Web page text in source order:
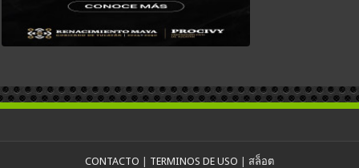
CONTACTO TERMINOS DE USO สล็อต